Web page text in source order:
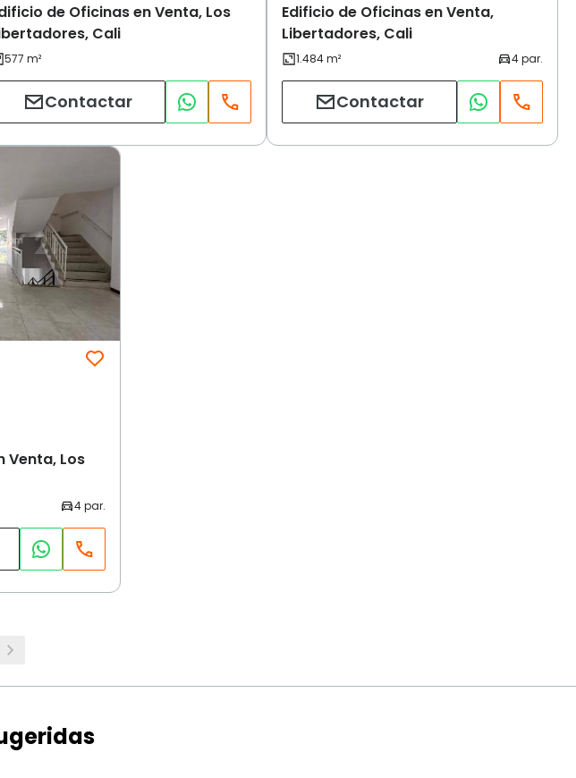
de Oficinas en Venta, Los
Cali
Contactar
Edificio de Oficinas en Venta,
Libertadores, Cali
Contactar
Venta, Los